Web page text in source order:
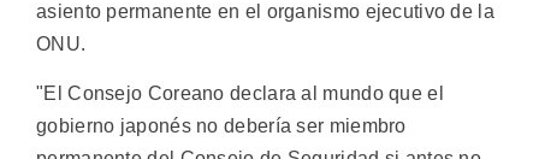
asiento permanente en el organismo ejecutivo de la
ONU.
"El Consejo Coreano declara al mundo que el
gobierno japonés no debería ser miembro